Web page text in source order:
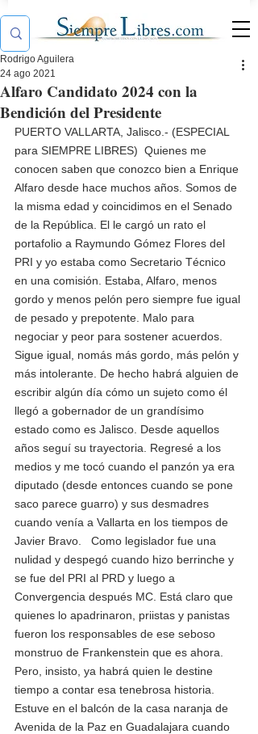
Alfaro Candidato 2024 con la
Bendición del Presidente
Rodrigo Aguilera
24 ago 2021
PUERTO VALLARTA, Jalisco.- (ESPECIAL
para SIEMPRE LIBRES)  Quienes me
conocen saben que conozco bien a Enrique
Alfaro desde hace muchos años. Somos de
la misma edad y coincidimos en el Senado
de la República. El le cargó un rato el
portafolio a Raymundo Gómez Flores del
PRI y yo estaba como Secretario Técnico
en una comisión. Estaba, Alfaro, menos
gordo y menos pelón pero siempre fue igual
de pesado y prepotente. Malo para
negociar y peor para sostener acuerdos.
Sigue igual, nomás más gordo, más pelón y
más intolerante. De hecho habrá alguien de
escribir algún día cómo un sujeto como él
llegó a gobernador de un grandísimo
estado como es Jalisco. Desde aquellos
años seguí su trayectoria. Regresé a los
medios y me tocó cuando el panzón ya era
diputado (desde entonces cuando se pone
saco parece guarro) y sus desmadres
cuando venía a Vallarta en los tiempos de
Javier Bravo.   Como legislador fue una
nulidad y despegó cuando hizo berrinche y
se fue del PRI al PRD y luego a
Convergencia después MC. Está claro que
quienes lo apadrinaron, priistas y panistas
fueron los responsables de ese seboso
monstruo de Frankenstein que es ahora.
Pero, insisto, ya habrá quien le destine
tiempo a contar esa tenebrosa historia.
Estuve en el balcón de la casa naranja de
Avenida de la Paz en Guadalajara cuando